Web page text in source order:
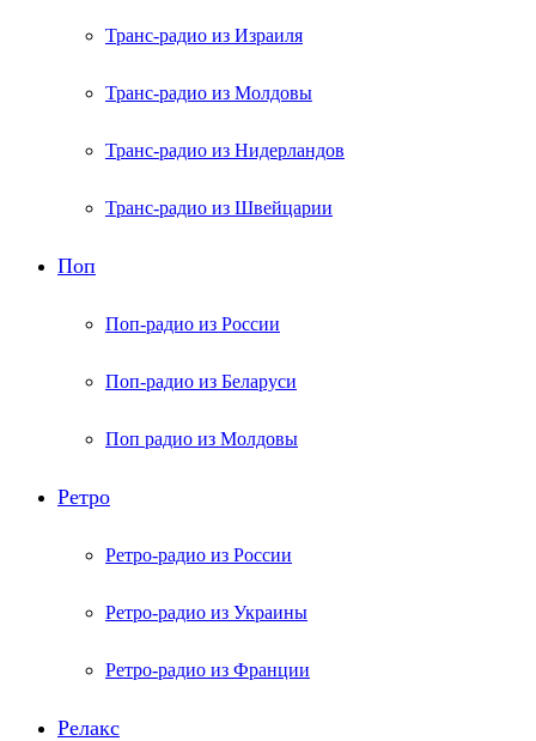
Транс-радио из Израиля
Транс-радио из Молдовы
Транс-радио из Нидерландов
Транс-радио из Швейцарии
Поп
Поп-радио из России
Поп-радио из Беларуси
Поп радио из Молдовы
Ретро
Ретро-радио из России
Ретро-радио из Украины
Ретро-радио из Франции
Релакс